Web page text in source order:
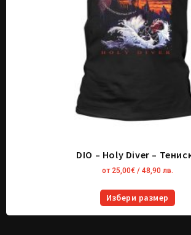
DIO – Holy Diver –
от 25,00€ / 48,90 лв.
Избери размер